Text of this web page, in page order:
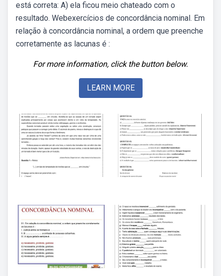
está correta: A) ela ficou meio chateado com o
resultado. Webexercícios de concordância nominal. Em
relação à concordância nominal, a ordem que preenche
corretamente as lacunas é :
For more information, click the button below.
LEARN MORE